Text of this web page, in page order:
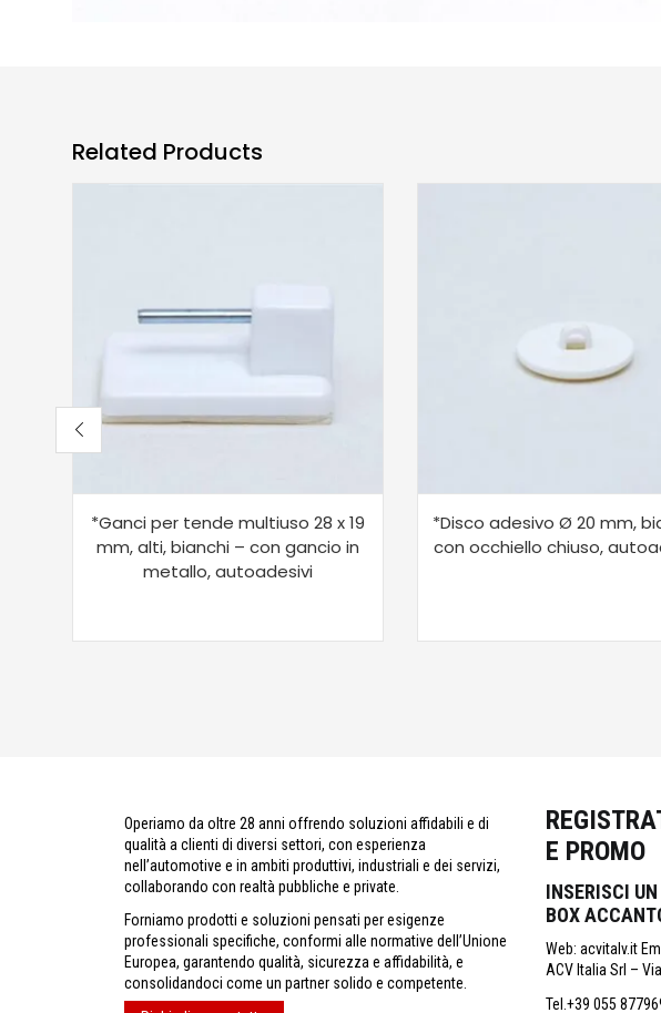
Related Products
*Ganci per tende multiuso 28 x 19
mm, alti, bianchi – con gancio in
metallo, autoadesivi
*Disco adesivo Ø 20 mm,
con occhiello chiuso,
Operiamo da oltre 28 anni offrendo soluzioni affidabili e di
qualità a clienti di diversi settori, con esperienza
nell’automotive e in ambiti produttivi, industriali e dei servizi,
collaborando con realtà pubbliche e private.
Forniamo prodotti e soluzioni pensati per esigenze
professionali specifiche, conformi alle normative dell’Unione
Europea, garantendo qualità, sicurezza e affidabilità, e
consolidandoci come un partner solido e competente.
E PROMO
INSERISCI
BOX
Web: acvitalv.it
ACV Italia Srl –
Tel.+39 055